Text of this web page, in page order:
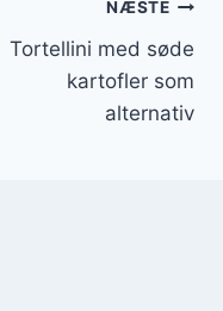
NÆSTE
Tortellini med søde
kartofler som
alternativ